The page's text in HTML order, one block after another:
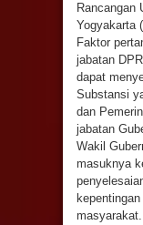
Rancangan
Yogyakarta
Faktor
jabatan
dapat
Substansi
dan
jabatan
Wakil
masuknya